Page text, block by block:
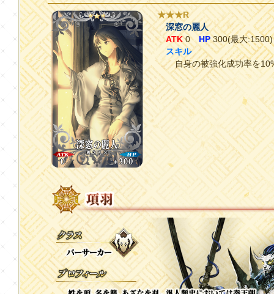
★★★R
深窓の麗人
ATK0HP300(最大:1500)
スキル
自身の被強化成功率を